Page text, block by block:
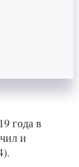
года в
и